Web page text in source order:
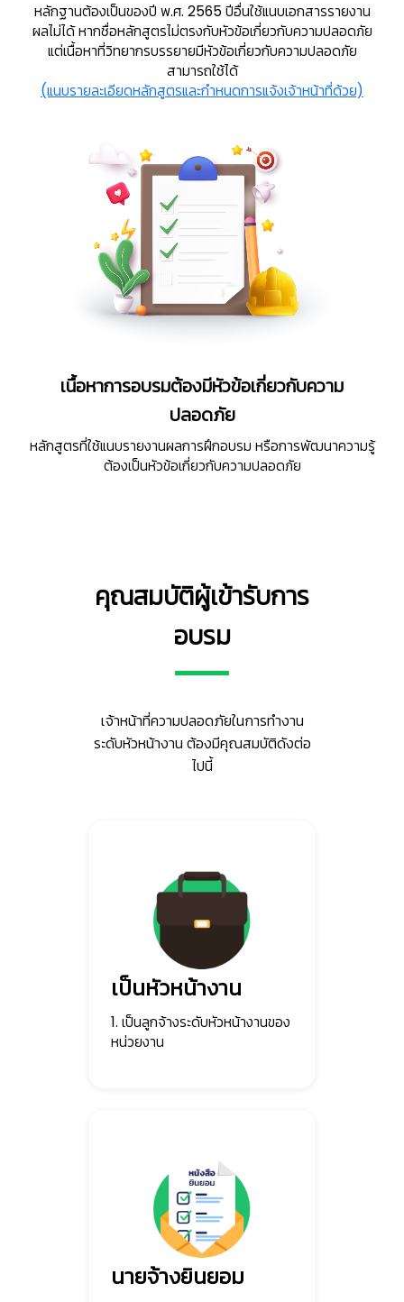
หลักฐานต้องเป็นของปี พ.ศ. 2565 ปีอื่นใช้แนบเอกสารรายงาน
ผลไม่ได้ หากชื่อหลักสูตรไม่ตรงกับหัวข้อเกี่ยวกับความปลอดภัย
แต่เนื้อหาที่วิทยากรบรรยายมีหัวข้อเกี่ยวกับความปลอดภัย
สามารถใช้ได้
(แนบรายละเอียดหลักสูตรและกำหนดการแจ้งเจ้าหน้าที่ด้วย)
เนื้อหาการอบรมต้องมีหัวข้อเกี่ยวกับความ
ปลอดภัย
หลักสูตรที่ใช้แนบรายงานผลการฝึกอบรม หรือการพัฒนาความรู้
ต้องเป็นหัวข้อเกี่ยวกับความปลอดภัย
คุณสมบัติผู้เข้ารับการ
อบรม
เจ้าหน้าที่ความปลอดภัยในการทำงาน
ระดับหัวหน้างาน ต้องมีคุณสมบัติดังต่อ
ไปนี้
เป็นหัวหน้างาน
1. เป็นลูกจ้างระดับหัวหน้างานของ
หน่วยงาน
นายจ้างยินยอม